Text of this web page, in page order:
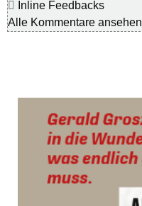
Inline Feedbacks
Alle Kommentare ansehen